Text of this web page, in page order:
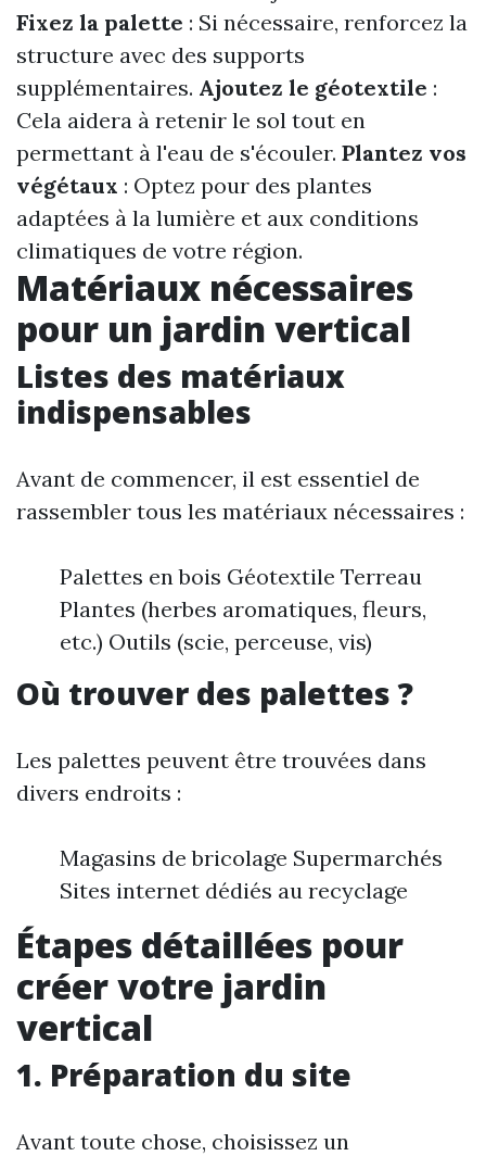
Fixez la palette : Si nécessaire, renforcez la
structure avec des supports
supplémentaires. Ajoutez le géotextile :
Cela aidera à retenir le sol tout en
permettant à l'eau de s'écouler. Plantez vos
végétaux : Optez pour des plantes
adaptées à la lumière et aux conditions
climatiques de votre région.
Matériaux nécessaires
pour un jardin vertical
Listes des matériaux
indispensables
Avant de commencer, il est essentiel de
rassembler tous les matériaux nécessaires :
Palettes en bois Géotextile Terreau
Plantes (herbes aromatiques, fleurs,
etc.) Outils (scie, perceuse, vis)
Où trouver des palettes ?
Les palettes peuvent être trouvées dans
divers endroits :
Magasins de bricolage Supermarchés
Sites internet dédiés au recyclage
Étapes détaillées pour
créer votre jardin
vertical
1. Préparation du site
Avant toute chose, choisissez un